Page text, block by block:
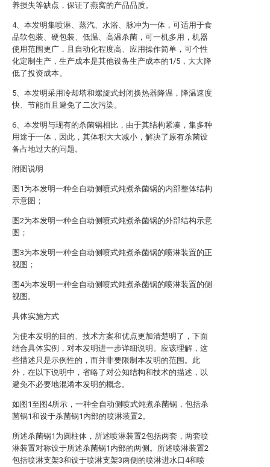
养损失等缺点，保证了燕窝的产品品质。
4、本发明集喷淋、蒸汽、水浴、脉冲为一体，可适用于食
品软包装、硬包装、低温、高温杀菌，可一机多用，机器
使用范围更广，且自动化程度高、应用操作简单，可个性
化定制生产，生产成本是其他设备生产成本的1/5，大大降
低了投资成本。
5、本发明采用冷却塔和螺旋式封闭换热器降温，降温速度
快、节能而且避免了二次污染。
6、本发明与现有的杀菌锅相比，由于其结构紧凑，集多种
用途于一体，因此，其体积大大减小，解决了原有杀菌设
备占地过大的问题。
附图说明
图1为本发明一种全自动侧喷式炖煮杀菌锅的内部整体结构
示意图；
图2为本发明一种全自动侧喷式炖煮杀菌锅的外部结构示意
图；
图3为本发明一种全自动侧喷式炖煮杀菌锅的喷淋装置的正
视图；
图4为本发明一种全自动侧喷式炖煮杀菌锅的喷淋装置的侧
视图。
具体实施方式
为使本发明的目的、技术方案和优点更加清楚明了，下面
结合具体实例，对本发明进一步详细说明。应该理解，这
些描述只是示例性的，而并非要限制本发明的范围。此
外，在以下说明中，省略了对公知结构和技术的描述，以
避免不必要地混淆本发明的概念。
如图1至图4所示，一种全自动侧喷式炖煮杀菌锅，包括杀
菌锅1和设于杀菌锅1内部的喷淋装置2。
所述杀菌锅1为圆柱体，所述喷淋装置2包括两套，两套喷
淋装置对称设于所述杀菌锅1内部的两侧。所述喷淋装置2
包括喷淋支架3和设于喷淋支架3两侧的喷淋进水口4和喷